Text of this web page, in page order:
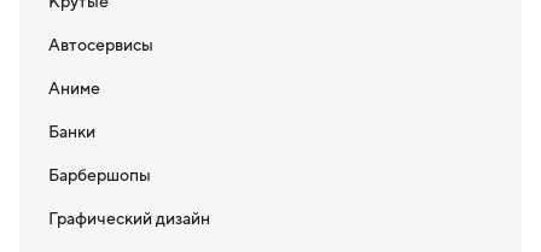
Автосервисы
Аниме
Банки
Барбершопы
Графический дизайн